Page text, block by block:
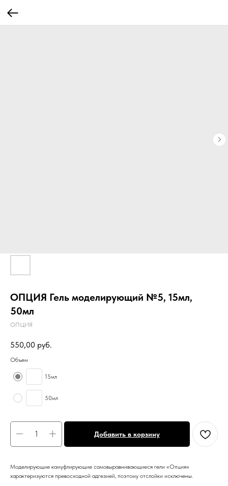
ОПЦИЯ Гель моделирующий №5, 15мл,
50мл
ОПЦИЯ
550,00 руб.
Объем
15мл
50мл
Добавить в корзину
Моделирующие камуфлирующие самовыравнивающиеся гели «Опция»
характеризуются превосходной адгезией, поэтому отслойки исключены.